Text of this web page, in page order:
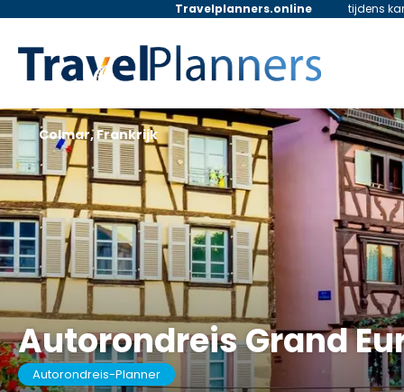
Travelplanners.online tijdens
Autorondreis Grand
Autorondreis-Planner
Colmar, Frankrijk